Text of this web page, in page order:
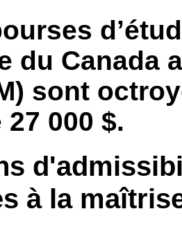
du Canada
sont
000 $.
à la